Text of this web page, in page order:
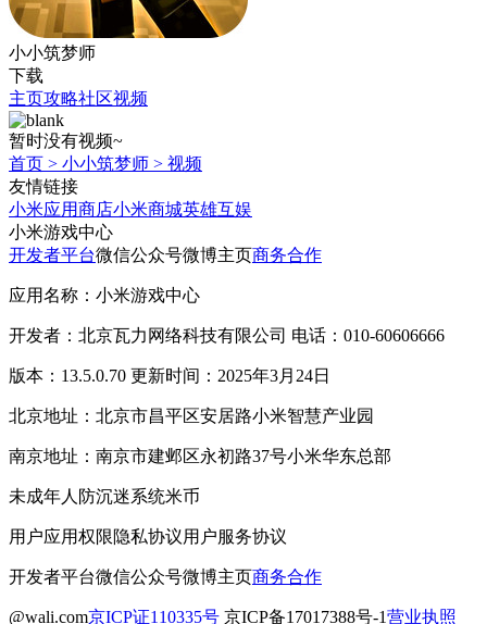
小小筑梦师
下载
主页攻略社区视频
暂时没有视频~
首页 > 小小筑梦师 > 视频
友情链接
小米应用商店小米商城英雄互娱
小米游戏中心
开发者平台微信公众号微博主页商务合作
应用名称：小米游戏中心
开发者：北京瓦力网络科技有限公司 电话：010-60606666
版本：13.5.0.70 更新时间：2025年3月24日
北京地址：北京市昌平区安居路小米智慧产业园
南京地址：南京市建邺区永初路37号小米华东总部
未成年人防沉迷系统米币
用户应用权限隐私协议用户服务协议
开发者平台微信公众号微博主页商务合作
@wali.com京ICP证110335号 京ICP备17017388号-1营业执照